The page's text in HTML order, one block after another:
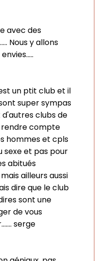
avec des
Nous y allons
un ptit club et il
super sympas
clubs de
rendre compte
hommes et cpls
sexe et pas pour
abitués
ailleurs aussi
dire que le club
sont une
de vous
serge